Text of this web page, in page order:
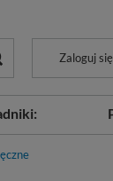
Zaloguj się